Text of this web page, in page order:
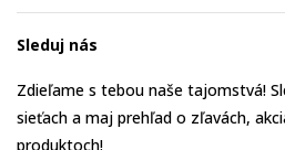
Sleduj nás
Zdieľame s tebou naše tajomstvá!
sieťach a maj prehľad o zľavách,
produktoch!